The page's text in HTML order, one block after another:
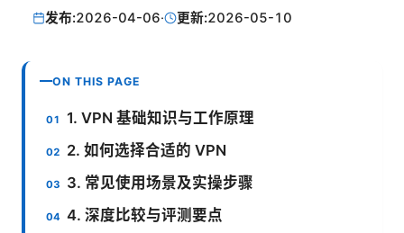
发布:2026-04-06· 更新:2026-05-10
ON THIS PAGE
1. VPN 基础知识与工作原理
2. 如何选择合适的 VPN
3. 常见使用场景及实操步骤
4. 深度比较与评测要点